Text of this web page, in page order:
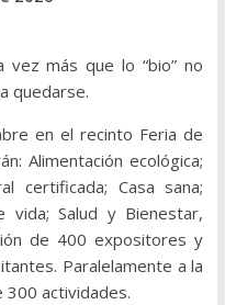
vez más que lo “bio” no
quedarse.
en el recinto Feria de
Alimentación ecológica;
certificada; Casa sana;
vida; Salud y Bienestar,
de 400 expositores y
Paralelamente a la
300 actividades.